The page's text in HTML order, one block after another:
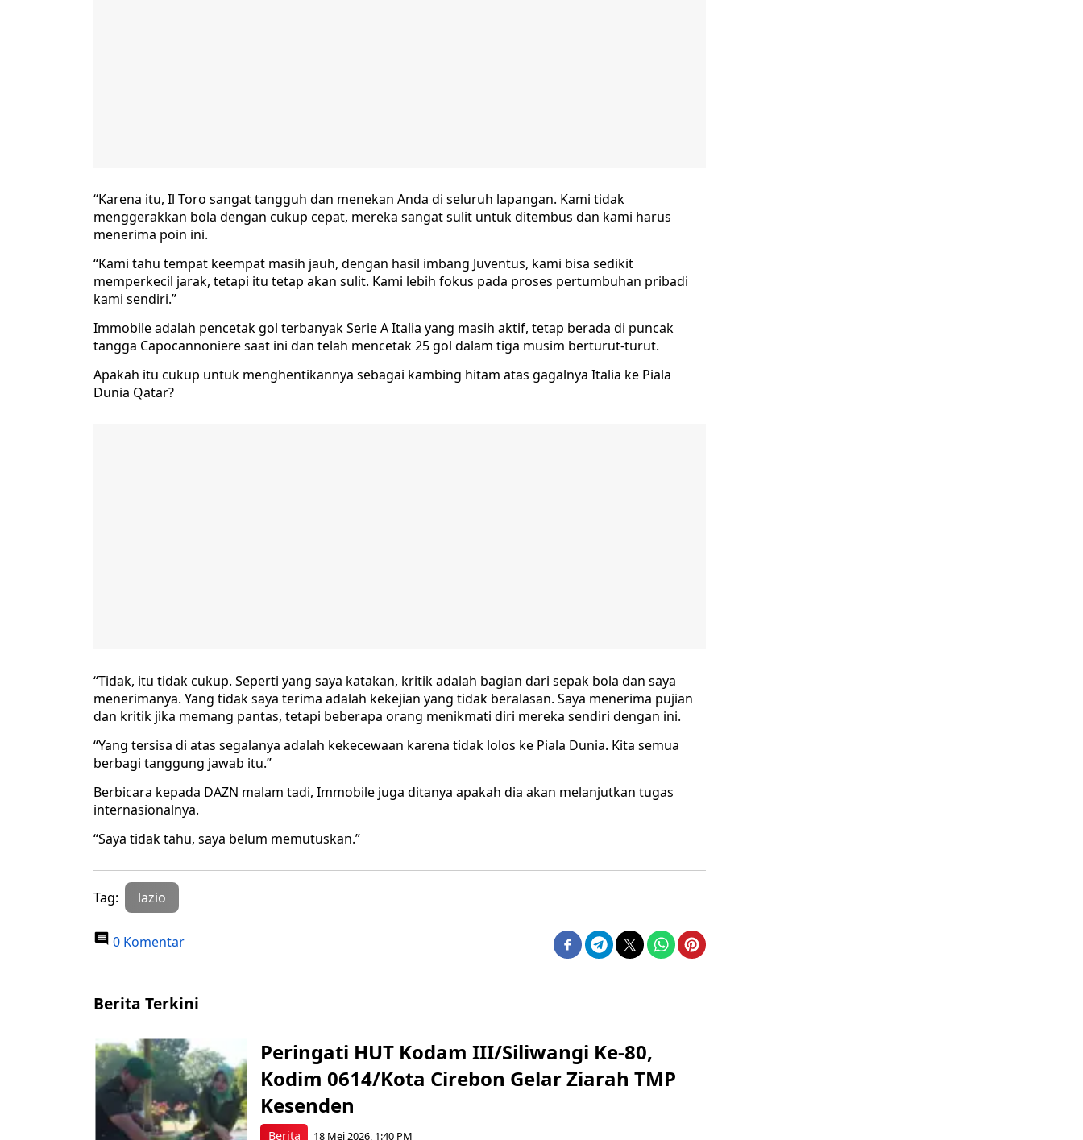
“Karena itu, Il Toro sangat tangguh dan menekan Anda di seluruh lapangan. Kami tidak
menggerakkan bola dengan cukup cepat, mereka sangat sulit untuk ditembus dan kami harus
menerima poin ini.
“Kami tahu tempat keempat masih jauh, dengan hasil imbang Juventus, kami bisa sedikit
memperkecil jarak, tetapi itu tetap akan sulit. Kami lebih fokus pada proses pertumbuhan pribadi
kami sendiri.”
Immobile adalah pencetak gol terbanyak Serie A Italia yang masih aktif, tetap berada di puncak
tangga Capocannoniere saat ini dan telah mencetak 25 gol dalam tiga musim berturut-turut.
Apakah itu cukup untuk menghentikannya sebagai kambing hitam atas gagalnya Italia ke Piala
Dunia Qatar?
“Tidak, itu tidak cukup. Seperti yang saya katakan, kritik adalah bagian dari sepak bola dan saya
menerimanya. Yang tidak saya terima adalah kekejian yang tidak beralasan. Saya menerima pujian
dan kritik jika memang pantas, tetapi beberapa orang menikmati diri mereka sendiri dengan ini.
“Yang tersisa di atas segalanya adalah kekecewaan karena tidak lolos ke Piala Dunia. Kita semua
berbagi tanggung jawab itu.”
Berbicara kepada DAZN malam tadi, Immobile juga ditanya apakah dia akan melanjutkan tugas
internasionalnya.
“Saya tidak tahu, saya belum memutuskan.”
Tag: lazio
0 Komentar
Berita Terkini
Berita
Peringati HUT Kodam III/Siliwangi Ke-80,
Kodim 0614/Kota Cirebon Gelar Ziarah TMP
Kesenden
18 Mei 2026, 1:40 PM